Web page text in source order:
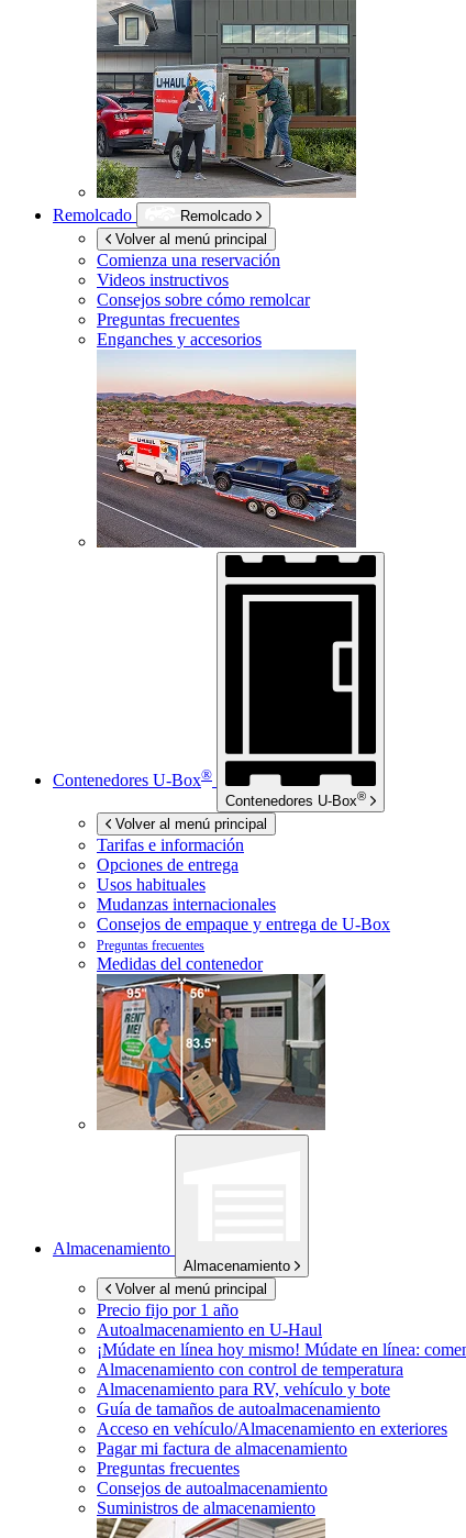
Remolcado
Remolcado
Volver al menú principal
Comienza una reservación
Videos instructivos
Consejos sobre cómo remolcar
Preguntas frecuentes
Enganches y accesorios
Contenedores U-Box®
Contenedores U-Box®
Volver al menú principal
Tarifas e información
Opciones de entrega
Usos habituales
Mudanzas internacionales
Consejos de empaque y entrega de U-Box
Preguntas frecuentes
Medidas del contenedor
Almacenamiento
Almacenamiento
Volver al menú principal
Precio fijo por 1 año
Autoalmacenamiento en U-Haul
¡Múdate en línea hoy mismo! Múdate en línea:
Almacenamiento con control de temperatura
Almacenamiento para RV, vehículo y bote
Guía de tamaños de autoalmacenamiento
Acceso en vehículo/Almacenamiento en exteriores
Pagar mi factura de almacenamiento
Preguntas frecuentes
Consejos de autoalmacenamiento
Suministros de almacenamiento